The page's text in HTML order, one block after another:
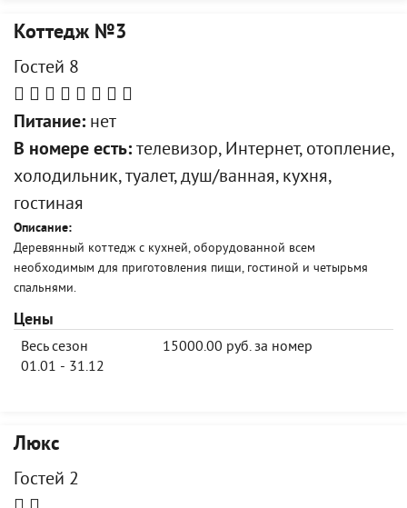
Коттедж №3
Гостей 8
Питание: нет
В номере есть: телевизор, Интернет, отопление,
холодильник, туалет, душ/ванная, кухня,
гостиная
Описание:
Деревянный коттедж с кухней, оборудованной всем
необходимым для приготовления пищи, гостиной и четырьмя
спальнями.
Цены
Весь сезон
01.01 - 31.12
15000.00 руб. за номер
Люкс
Гостей 2